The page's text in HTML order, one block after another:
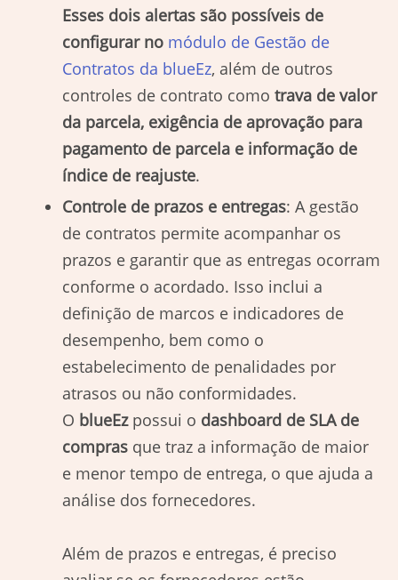
Esses dois alertas são possíveis de
configurar no módulo de Gestão de
Contratos da blueEz, além de outros
controles de contrato como trava de valor
da parcela, exigência de aprovação para
pagamento de parcela e informação de
índice de reajuste.
Controle de prazos e entregas: A gestão
de contratos permite acompanhar os
prazos e garantir que as entregas ocorram
conforme o acordado. Isso inclui a
definição de marcos e indicadores de
desempenho, bem como o
estabelecimento de penalidades por
atrasos ou não conformidades.
O blueEzpossui o dashboard de SLA de
compras que traz a informação de maior
e menor tempo de entrega, o que ajuda a
análise dos fornecedores.
Além de prazos e entregas, é preciso